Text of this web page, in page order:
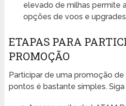
elevado de milhas permite
opções de voos e
ETAPAS PARA
PROMOÇÃO
Participar de uma promoção
pontos é bastante simples.